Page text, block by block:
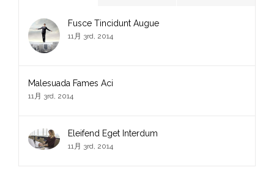
Fusce Tincidunt Augue
11月 3rd, 2014
Malesuada Fames Aci
11月 3rd, 2014
Eleifend Eget Interdum
11月 3rd, 2014